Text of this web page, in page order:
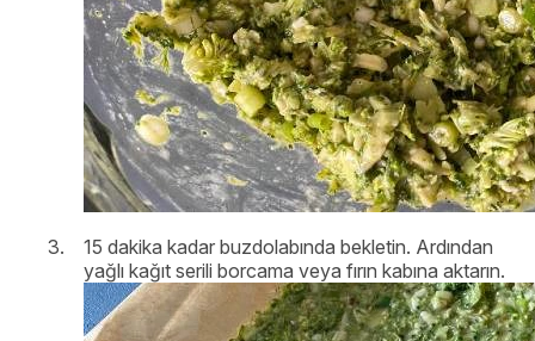
15 dakika kadar buzdolabında bekletin. Ardından
yağlı kağıt serili borcama veya fırın kabına aktarın.